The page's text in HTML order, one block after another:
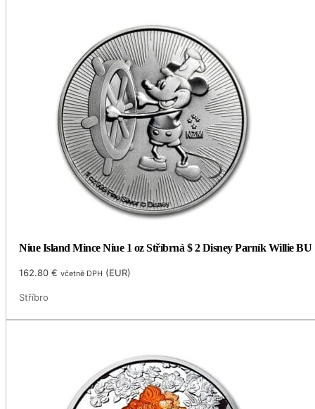
Niue Island Mince Niue 1 oz Stříbrná $ 2 Disney Parník Willie BU
162.80€ včetně DPH (EUR)
Stříbro